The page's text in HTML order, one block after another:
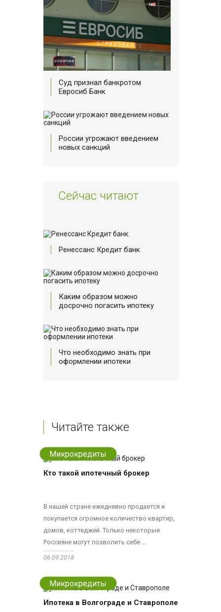
Суд признал банкротом
Евросиб Банк
России угрожают введением
новых санкций
Сейчас читают
Ренессанс Кредит банк
Каким образом можно
досрочно погасить ипотеку
Что необходимо знать при
оформлении ипотеки
Читайте также
Микрокредиты
Кто такой ипотечный брокер
В нашей стране ежедневно продается и
покупается огромное количество квартир,
домов, коттеджей. Только некоторые
Россияне могут позволить себе ...
06.09.2018
Микрокредиты
Ипотека в Волгограде и Ставрополе